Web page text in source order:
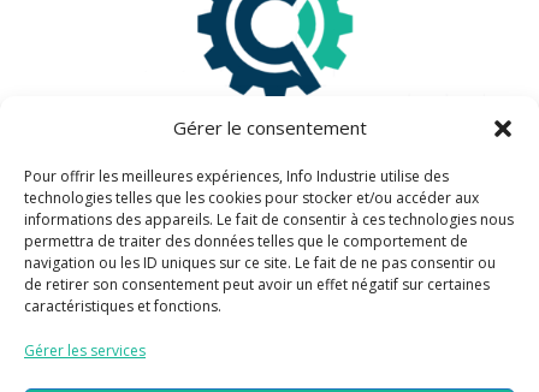
Gérer le consentement
Pour offrir les meilleures expériences, Info Industrie utilise des
technologies telles que les cookies pour stocker et/ou accéder aux
informations des appareils. Le fait de consentir à ces technologies nous
permettra de traiter des données telles que le comportement de
navigation ou les ID uniques sur ce site. Le fait de ne pas consentir ou
de retirer son consentement peut avoir un effet négatif sur certaines
caractéristiques et fonctions.
Gérer les services
Information légales
Mentions légales
Politique de confidentialité